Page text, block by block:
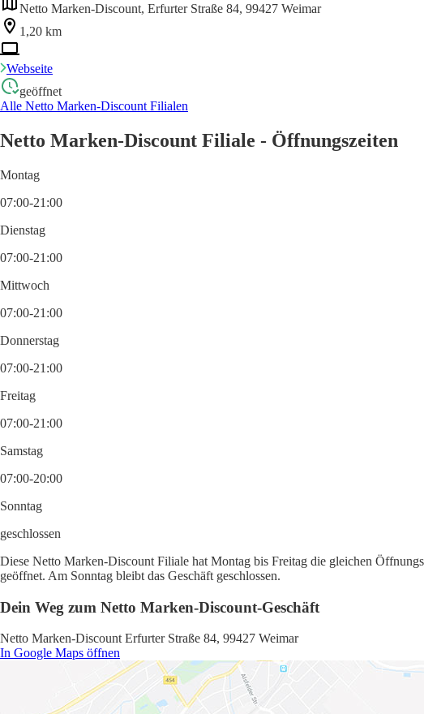
Netto Marken-Discount, Erfurter Straße 84, 99427 Weimar
1,20 km
Webseite
geöffnet
Alle Netto Marken-Discount Filialen
Netto Marken-Discount Filiale - Öffnungszeiten
Montag
07:00-21:00
Dienstag
07:00-21:00
Mittwoch
07:00-21:00
Donnerstag
07:00-21:00
Freitag
07:00-21:00
Samstag
07:00-20:00
Sonntag
geschlossen
Diese Netto Marken-Discount Filiale hat Montag bis Freitag die gleichen
geöffnet. Am Sonntag bleibt das Geschäft geschlossen.
Dein Weg zum Netto Marken-Discount-Geschäft
Netto Marken-Discount Erfurter Straße 84, 99427 Weimar
In Google Maps öffnen